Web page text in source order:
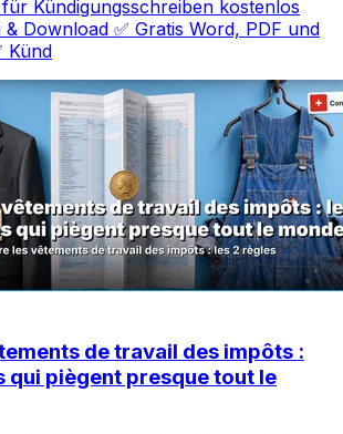
Kündigungsschreiben kostenlos
Download ✅ Gratis Word, PDF und
Künd
de travail des impôts :
qui piègent presque tout le